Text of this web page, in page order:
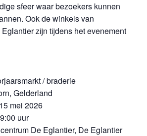
sfeer waar bezoekers kunnen
Ook de winkels van
zijn tijdens het evenement
/ braderie
Gelderland
mei 2026
uur
De Eglantier, De Eglantier